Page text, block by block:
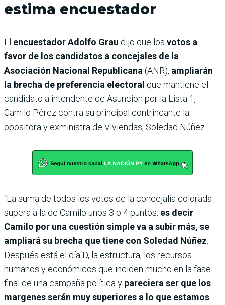
estima encuestador
El encuestador Adolfo Grau dijo que los votos a
favor de los candidatos a concejales de la
Asociación Nacional Republicana(ANR), ampliarán
la brecha de preferencia electoral que mantiene el
candidato a intendente de Asunción por la Lista 1,
Camilo Pérez contra su principal contrincante la
opositora y exministra de Viviendas, Soledad Núñez.
“La suma de todos los votos de la concejalía colorada
supera a la de Camilo unos 3 o 4 puntos, es decir
Camilo por una cuestión simple va a subir más, se
ampliará su brecha que tiene con Soledad Núñez.
Después está el día D, la estructura, los recursos
humanos y económicos que inciden mucho en la fase
final de una campaña política y pareciera ser que los
margenes serán muy superiores a lo que estamos